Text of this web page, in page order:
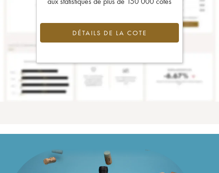
DÉTAILS DE LA COTE